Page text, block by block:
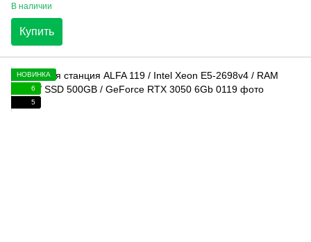
В наличии
Купить
НОВИНКА
6
5